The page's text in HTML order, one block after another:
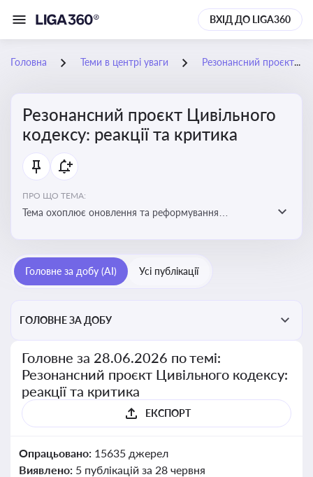
ВХІД ДО LIGA360
Головна Теми в центрі уваги Резонансний проєкт Цивільного кодексу: реакції та критика
Резонансний проєкт Цивільного
кодексу: реакції та критика
ПРО ЩО ТЕМА:
Тема охоплює оновлення та реформування
договірних відносин та правового статусу учасників
цивільних правовідносин
Головне за добу (AI) Усі публікації
ГОЛОВНЕ ЗА ДОБУ
Головне за 28.06.2026 по темі:
Резонансний проєкт Цивільного кодексу:
реакції та критика
ЕКСПОРТ
Опрацьовано: 15635 джерел
Виявлено: 5 публікацій за 28 червня